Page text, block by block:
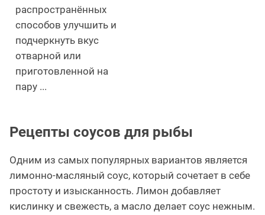
распространённых
способов улучшить и
подчеркнуть вкус
отварной или
приготовленной на
пару ...
Рецепты соусов для рыбы
Одним из самых популярных вариантов является
лимонно-масляный соус, который сочетает в себе
простоту и изысканность. Лимон добавляет
кислинку и свежесть, а масло делает соус нежным.